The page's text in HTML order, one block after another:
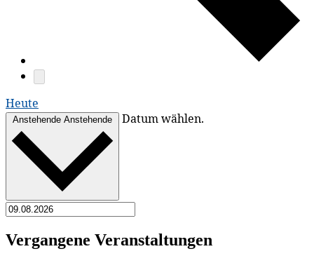
Heute
Anstehende Anstehende Datum wählen.
Vergangene Veranstaltungen